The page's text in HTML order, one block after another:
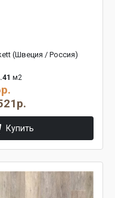
(Швеция / Россия)
м2
Купить